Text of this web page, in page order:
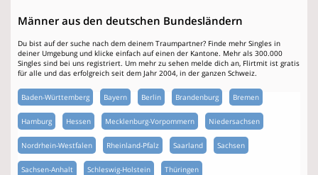
Männer aus den deutschen Bundesländern
Du bist auf der suche nach dem deinem Traumpartner? Finde mehr Singles in
deiner Umgebung und klicke einfach auf einen der Kantone. Mehr als 300.000
Singles sind bei uns registriert. Um mehr zu sehen melde dich an, Flirtmit ist gratis
für alle und das erfolgreich seit dem Jahr 2004, in der ganzen Schweiz.
Baden-Württemberg Bayern Berlin Brandenburg Bremen
Hamburg Hessen Mecklenburg-Vorpommern Niedersachsen
Nordrhein-Westfalen Rheinland-Pfalz Saarland Sachsen
Sachsen-Anhalt Schleswig-Holstein Thüringen